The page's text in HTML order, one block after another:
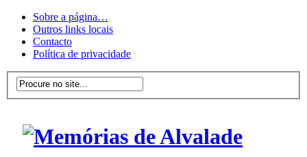
Sobre a página…
Outros links locais
Contacto
Política de privacidade